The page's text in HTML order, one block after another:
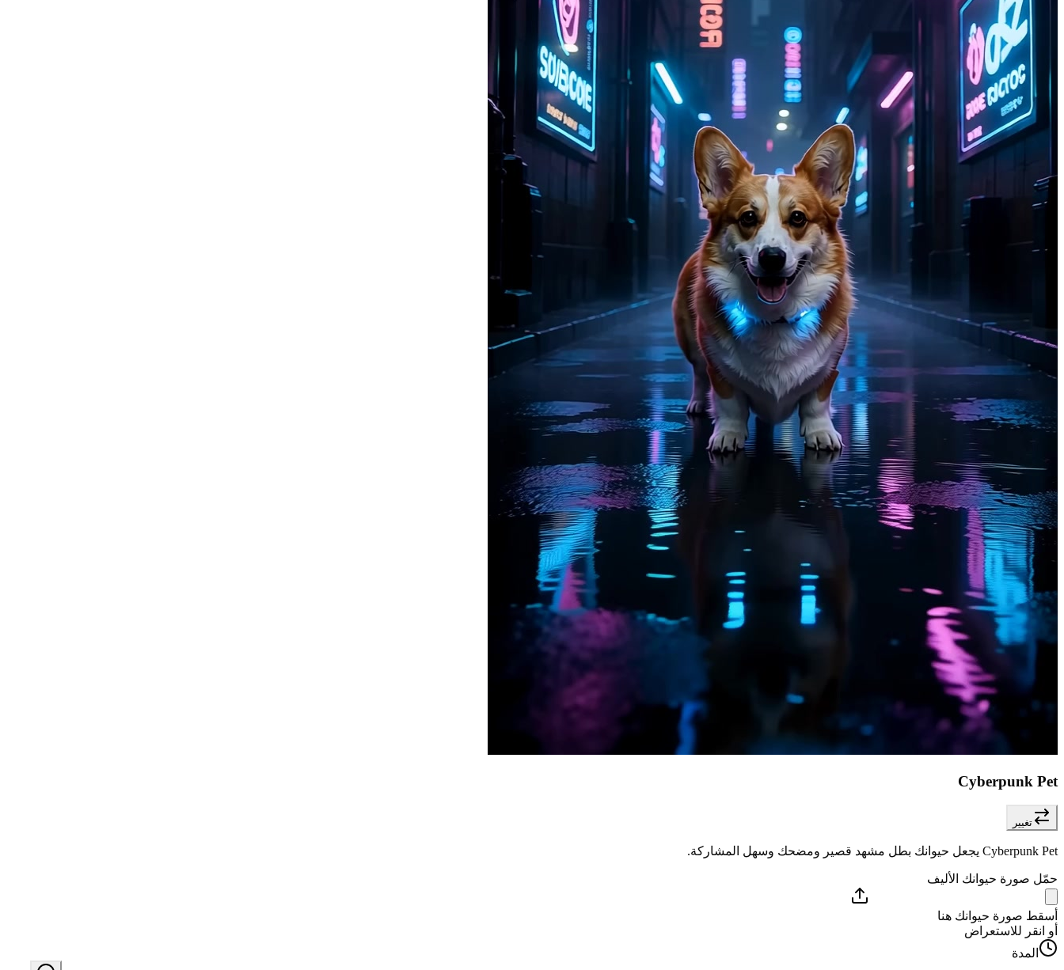
Cyberpunk Pet
تغيير
Cyberpunk Pet يجعل حيوانك بطل مشهد قصير ومضحك وسهل المشاركة.
حمّل صورة حيوانك الأليف
أسقط صورة حيوانك هنا
أو انقر للاستعراض
المدة